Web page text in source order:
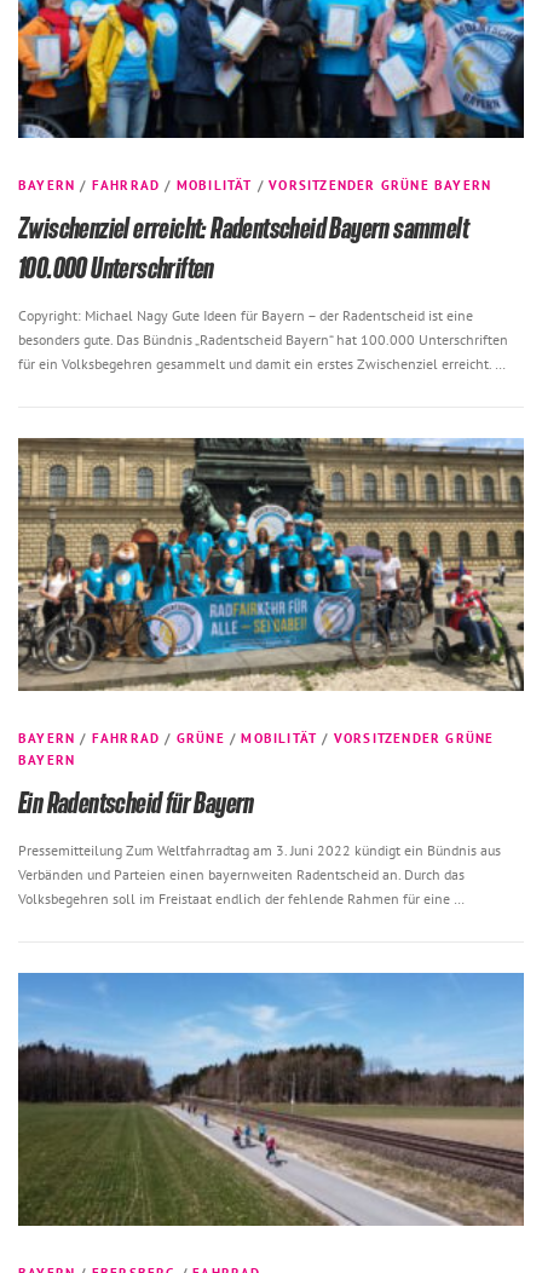
BAYERN / FAHRRAD / MOBILITÄT /VORSITZENDER GRÜNE BAYERN
Zwischenziel erreicht: Radentscheid Bayern sammelt
100.000 Unterschriften
Copyright: Michael Nagy Gute Ideen für Bayern – der Radentscheid ist eine
besonders gute. Das Bündnis „Radentscheid Bayern“ hat 100.000 Unterschriften
für ein Volksbegehren gesammelt und damit ein erstes Zwischenziel erreicht. …
BAYERN / FAHRRAD / GRÜNE /MOBILITÄT / VORSITZENDER GRÜNE
BAYERN
Ein Radentscheid für Bayern
Pressemitteilung Zum Weltfahrradtag am 3. Juni 2022 kündigt ein Bündnis aus
Verbänden und Parteien einen bayernweiten Radentscheid an. Durch das
Volksbegehren soll im Freistaat endlich der fehlende Rahmen für eine …